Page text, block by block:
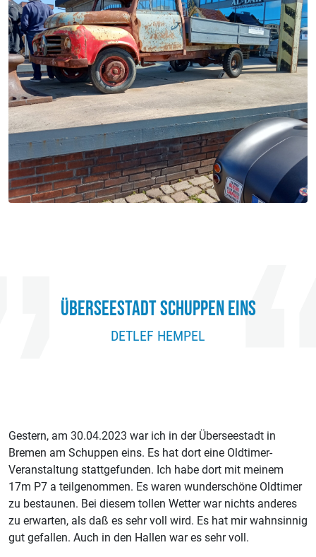
ÜBERSEESTADT SCHUPPEN EINS
DETLEF HEMPEL
Gestern, am 30.04.2023 war ich in der Überseestadt in
Bremen am Schuppen eins. Es hat dort eine Oldtimer-
Veranstaltung stattgefunden. Ich habe dort mit meinem
17m P7 a teilgenommen. Es waren wunderschöne Oldtimer
zu bestaunen. Bei diesem tollen Wetter war nichts anderes
zu erwarten, als daß es sehr voll wird. Es hat mir wahnsinnig
gut gefallen. Auch in den Hallen war es sehr voll.